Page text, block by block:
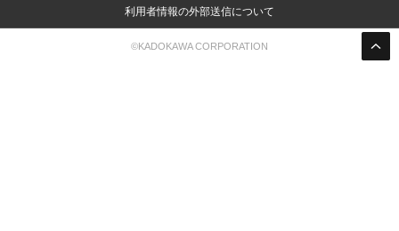
利用者情報の外部送信について
©KADOKAWA CORPORATION